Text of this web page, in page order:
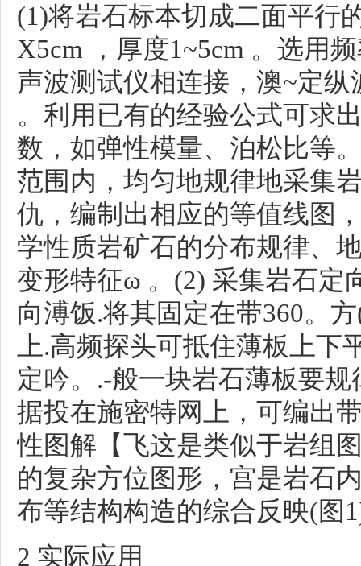
(1)将岩石标本切成二面平行
X5cm ，厚度1~5cm 。选用
声波测试仪相连接，澳~定
。利用已有的经验公式可求
数，如弹性模量、泊松比等
范围内，均匀地规律地采集
仇，编制出相应的等值线图
学性质岩矿石的分布规律、
变形特征ω 。(2) 采集岩石定
向溥饭.将其固定在带360。
上.高频探头可抵住薄板上
定吟。.-般一块岩石薄板要
据投在施密特网上，可编出
性图解【飞这是类似于岩组
的复杂方位图形，宫是岩石
布等结构构造的综合反映(图
2 实际应用